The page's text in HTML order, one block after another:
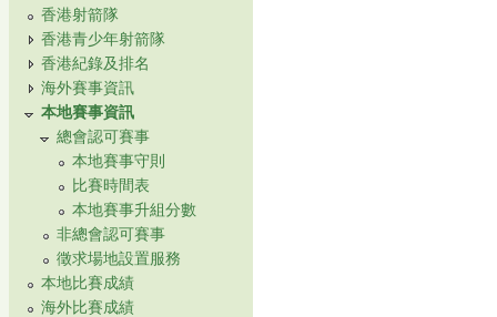
香港射箭隊
香港青少年射箭隊
香港紀錄及排名
海外賽事資訊
本地賽事資訊
總會認可賽事
本地賽事守則
比賽時間表
本地賽事升組分數
非總會認可賽事
徵求場地設置服務
本地比賽成績
海外比賽成績